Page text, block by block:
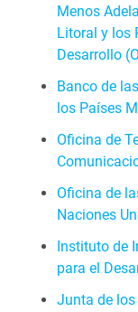
Menos
Litoral y los
Desarrollo
Banco de
los Países
Oficina de
Oficina de
Naciones
Instituto de
para el
Junta de